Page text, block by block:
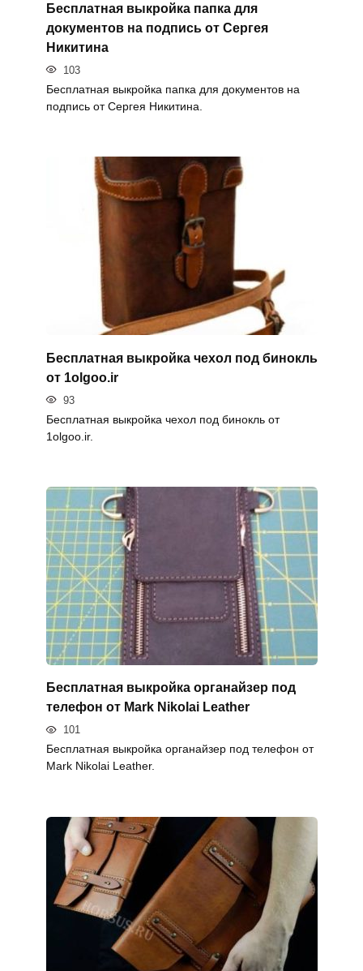
Бесплатная выкройка папка для
документов на подпись от Сергея
Никитина
103
Бесплатная выкройка папка для документов на
подпись от Сергея Никитина.
Бесплатная выкройка чехол под бинокль
от 1olgoo.ir
93
Бесплатная выкройка чехол под бинокль от
1olgoo.ir.
Бесплатная выкройка органайзер под
телефон от Mark Nikolai Leather
101
Бесплатная выкройка органайзер под телефон от
Mark Nikolai Leather.